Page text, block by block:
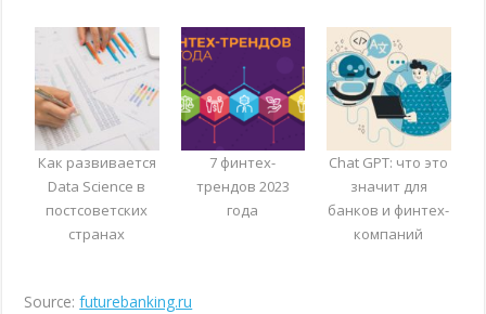
Как развивается
Data Science в
постсоветских
странах
7 финтех-
трендов 2023
года
Chat GPT: что это
значит для
банков и финтех-
компаний
Source:futurebanking.ru